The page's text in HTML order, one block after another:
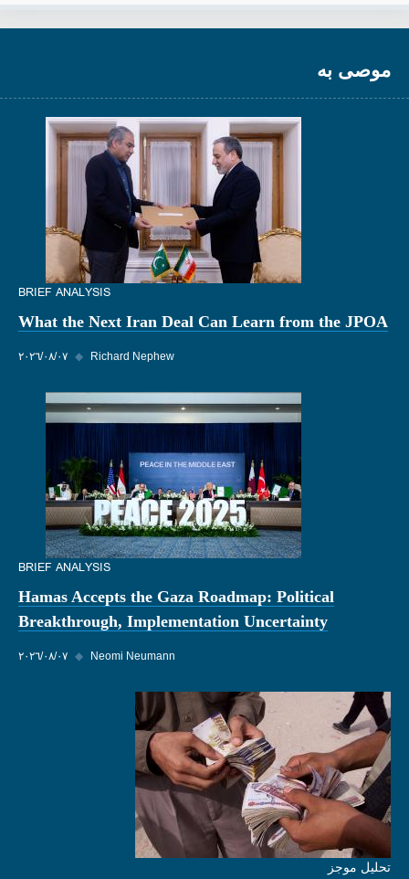
موصى به
BRIEF ANALYSIS
What the Next Iran Deal Can Learn from the JPOA
٠٧‏/٠٨‏/٢٠٢٦ ◆ Richard Nephew
BRIEF ANALYSIS
Hamas Accepts the Gaza Roadmap: Political
Breakthrough, Implementation Uncertainty
٠٧‏/٠٨‏/٢٠٢٦ ◆ Neomi Neumann
تحليل موجز